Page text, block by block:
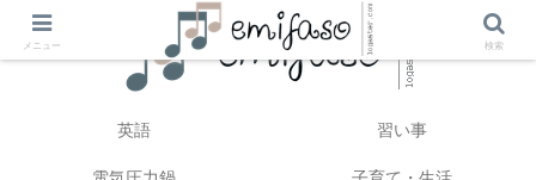
英語 習い事
メニュー 検索